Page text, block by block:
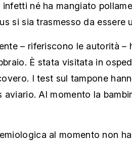
infetti né ha mangiato
si sia trasmesso da essere
– riferiscono le autorità –
È stata visitata in
I test sul tampone
Al momento la
al momento non